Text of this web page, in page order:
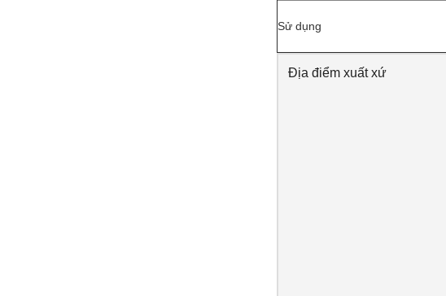
Sử dụng
Địa điểm xuất xứ